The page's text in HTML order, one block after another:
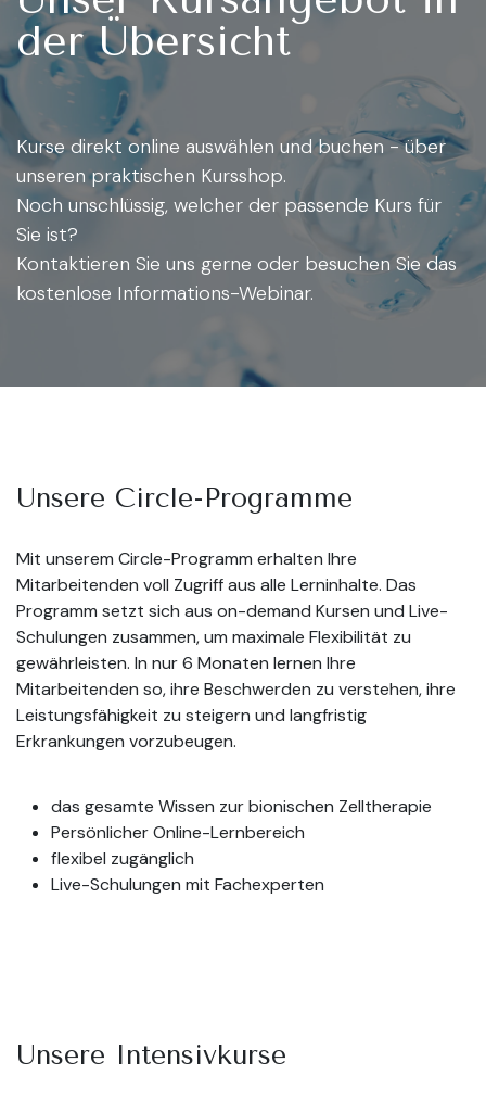
der Übersicht
Kurse direkt online auswählen und buchen - über
unseren praktischen Kursshop.
Noch unschlüssig, welcher der passende Kurs für
Sie ist?
Kontaktieren Sie uns gerne oder besuchen Sie das
kostenlose Informations-Webinar.
Unsere Circle-Programme
Mit unserem Circle-Programm erhalten Ihre
Mitarbeitenden voll Zugriff aus alle Lerninhalte. Das
Programm setzt sich aus on-demand Kursen und Live-
Schulungen zusammen, um maximale Flexibilität zu
gewährleisten. In nur 6 Monaten lernen Ihre
Mitarbeitenden so, ihre Beschwerden zu verstehen, ihre
Leistungsfähigkeit zu steigern und langfristig
Erkrankungen vorzubeugen.
das gesamte Wissen zur bionischen Zelltherapie
Persönlicher Online-Lernbereich
flexibel zugänglich
Live-Schulungen mit Fachexperten
Unsere Intensivkurse